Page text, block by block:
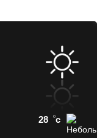
28 c